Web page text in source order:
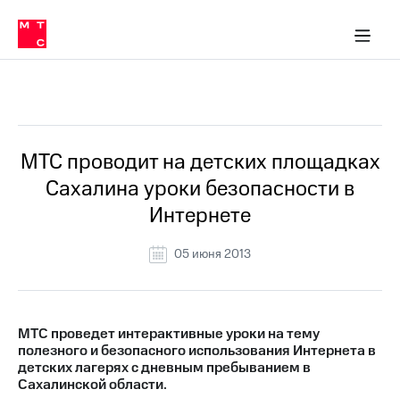
Медиа-центр
и акционерам
Устойчивое развитие
Комплаенс и деловая этика
компании
Карьера
История
компании
Руководство
информация
Контакты
Медиа-центр
Пресс-
релизы
в МТС
Пресс-
релизы
о технологиях
МТС проводит на детских площадках
Сахалина уроки безопасности в
Интернете
05 июня 2013
МТС проведет интерактивные уроки на тему
полезного и безопасного использования Интернета в
детских лагерях с дневным пребыванием в
Сахалинской области.